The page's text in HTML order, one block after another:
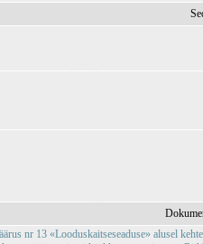
nr 13 «Looduskaitseseaduse» alusel